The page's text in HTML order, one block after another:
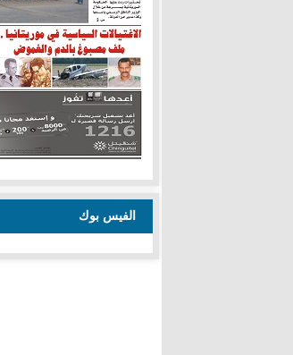
الفيس بوك